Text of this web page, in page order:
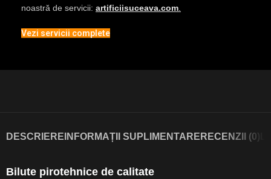
noastră de servicii: artificiisuceava.com
Vezi servicii complete
DESCRIERE INFORMAȚII SUPLIMENTARE RECENZII (0)
Bilute pirotehnice de calitate